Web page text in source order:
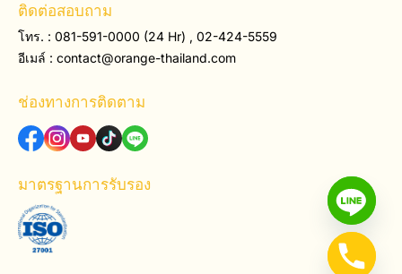
ติดต่อสอบถาม
โทร. : 081-591-0000 (24 Hr) , 02-424-5559
อีเมล์ : contact@orange-thailand.com
ช่องทางการติดตาม
มาตรฐานการรับรอง